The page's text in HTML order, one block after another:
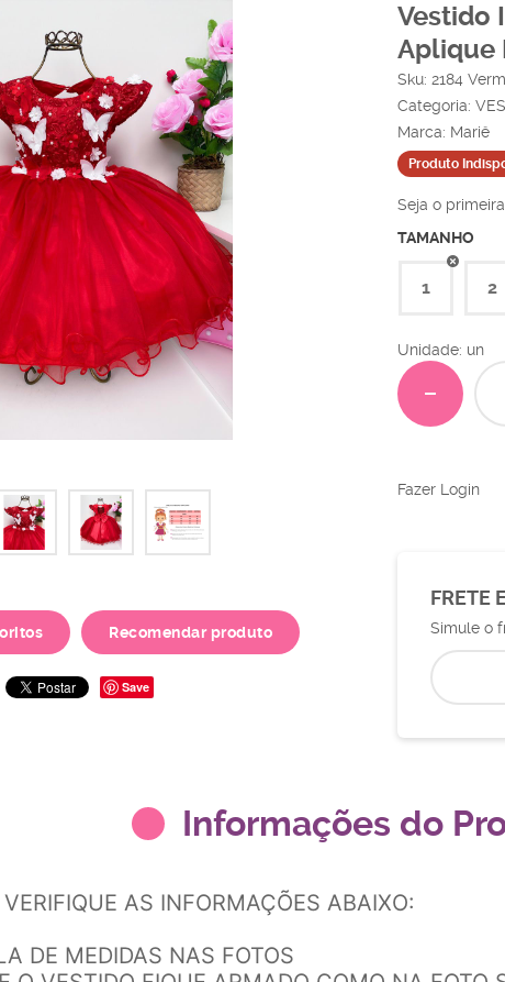
Recomendar produto
Save
Vestido
Aplique
Sku: 2184
Categoria:
Marca: Mariê
Produto
Seja o
TAMANHO
1 2
Unidade: un
Fazer Login
FRETE
Simule o
Informações do
AS INFORMAÇÕES ABAIXO:
DE MEDIDAS NAS FOTOS